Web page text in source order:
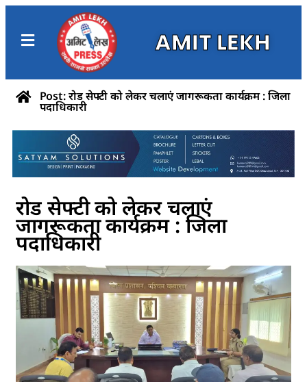
AMIT LEKH
Post: रोड सेफ्टी को लेकर चलाएं जागरूकता कार्यक्रम : जिला
पदाधिकारी
रोड सेफ्टी को लेकर चलाएं
जागरूकता कार्यक्रम : जिला
पदाधिकारी